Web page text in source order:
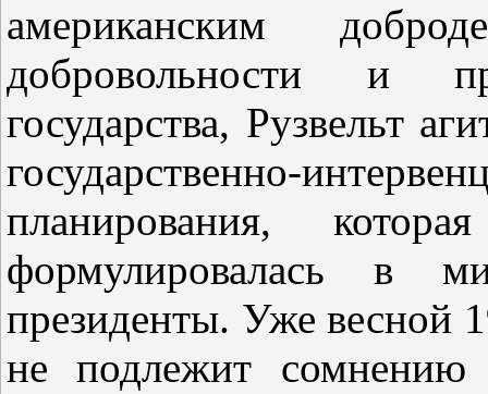
американским
добровольности и
государства, Рузвельт
государственно-
планирования,
формулировалась в
президенты. Уже весной
не подлежит